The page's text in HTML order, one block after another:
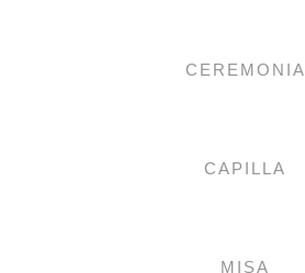
CEREMONIA
CAPILLA
MISA